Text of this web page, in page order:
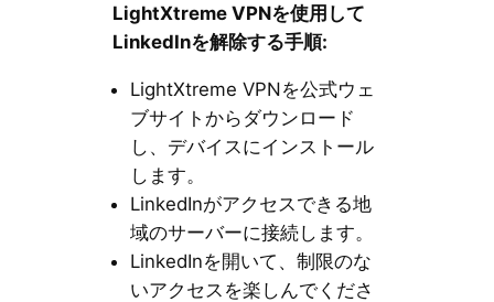
LightXtreme VPNを使用して
LinkedInを解除する手順:
LightXtreme VPNを公式ウェ
ブサイトからダウンロード
し、デバイスにインストール
します。
LinkedInがアクセスできる地
域のサーバーに接続します。
LinkedInを開いて、制限のな
いアクセスを楽しんでくださ